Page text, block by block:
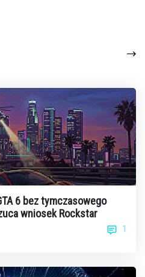
6 bez tymczasowego
wniosek Rockstar
1